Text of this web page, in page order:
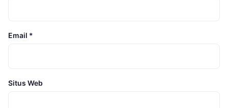
Email *
Situs Web